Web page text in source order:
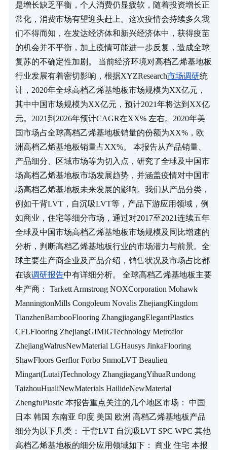
是增长缺乏平衡，个人消费仍显疲软，随着投资增长正
常化，消费市场有望迎头赶上。这次疫情会持续多久我
们不得而知，在发达经济体和新兴经济体中，获得疫苗
的机会并不平衡，加上疫情可能进一步反复，造成全球
复苏的不确定性加剧。 当前经济环境对高档乙烯基地板
行业发展有着密切影响，根据XYZResearch市场调研统
计，2020年全球高档乙烯基地板市场规模为XX亿元，
其中中国市场规模为XX亿元，预计2021年将达到XX亿
元。2021到2026年预计CAGR在XX% 左右。2020年美
国市场占全球高档乙烯基地板销量的份额为XX%，欧
洲高档乙烯基地板销量占XX%。 本报告从产品销量、
产品细分、区域市场等为切入点，研究了全球及中国市
场高档乙烯基地板市场发展趋势，并涵盖疫情对中国市
场高档乙烯基地板未来发展的影响。我们从产品分类，
例如干背LVT，自沉吸LVT等，产品下游应用领域，例
如商业，住宅等细分市场，通过对2017至2021连续五年
全球及中国市场高档乙烯基地板市场规模及同比增速的
分析，判断高档乙烯基地板行业的市场潜力与前景。全
球主要生产商企业及产品介绍，销售状况及市场占比都
在该调研报告中有详细分析。 全球高档乙烯基地板主要
生产商： Tarkett Armstrong NOXCorporation Mohawk
ManningtonMills Congoleum Novalis ZhejiangKingdom
TianzhenBambooFlooring ZhangjiagangElegantPlastics
CFLFlooring ZhejiangGIMIGTechnology Metroflor
ZhejiangWalrusNewMaterial LGHausys JinkaFlooring
ShawFloors Gerflor Forbo SnmoLVT Beaulieu
Mingart(Lutai)Technology ZhangjiagangYihuaRundong
TaizhouHualiNewMaterials HailideNewMaterial
ZhengfuPlastic 本报告重点关注的几个地区市场： 中国
日本 韩国 东南亚 印度 美国 欧洲 高档乙烯基地板产品
细分为以下几类： 干背LVT 自沉吸LVT SPC WPC 其他
高档乙烯基地板的细分应用领域如下： 商业 住宅 本报